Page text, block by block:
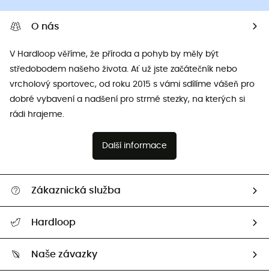
O nás
V Hardloop věříme, že příroda a pohyb by měly být
středobodem našeho života. Ať už jste začátečník nebo
vrcholový sportovec, od roku 2015 s vámi sdílíme vášeň pro
dobré vybavení a nadšení pro strmé stezky, na kterých si
rádi hrajeme.
Další informace
Zákaznická služba
Vrácení zboží a peněz
Hardloop
Naše závazky